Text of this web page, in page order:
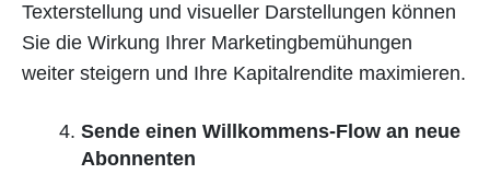
Texterstellung und visueller Darstellungen können
Sie die Wirkung Ihrer Marketingbemühungen
weiter steigern und Ihre Kapitalrendite maximieren.
Sende einen Willkommens-Flow an neue
Abonnenten